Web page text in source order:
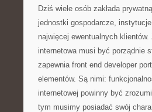
Dziś wiele osób zakłada
jednostki gospodarcze,
najwięcej ewentualnych
internetowa musi być porządnie
zapewnia front end developer
elementów. Są nimi:
internetowej powinny być
tym musimy posiadać swój